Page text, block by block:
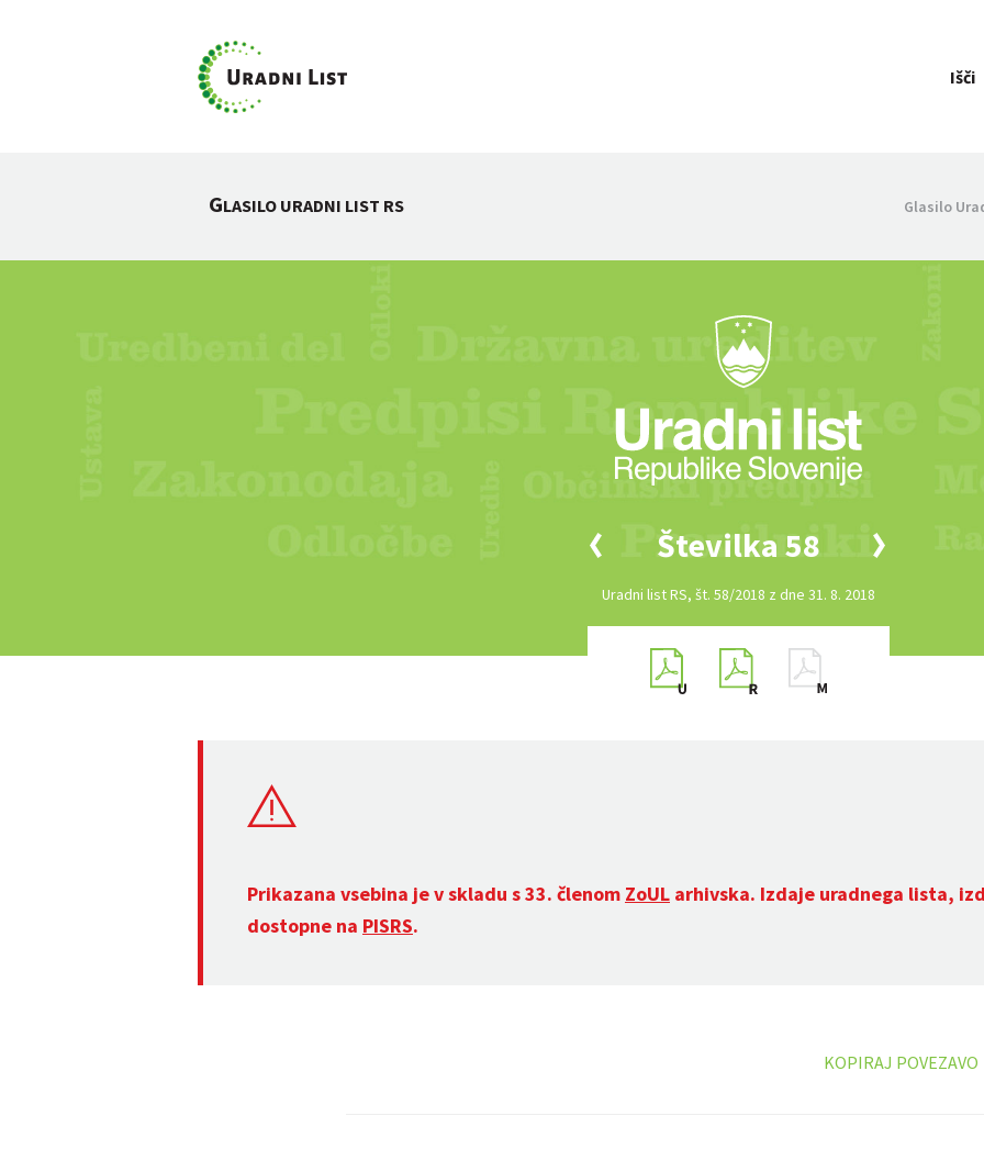
Išči
GLASILO URADNI LIST RS Glasilo
Številka 58
Uradni list RS, št. 58/2018 z dne 31. 8. 2018
Prikazana vsebina je v skladu s 33. členom ZoUL arhivska. Izdaje uradnega lista,
dostopne na PISRS.
KOPIRAJ POVEZAVO